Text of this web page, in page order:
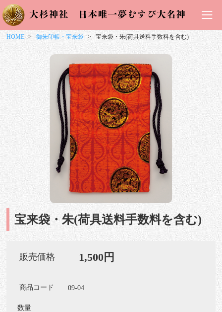
HOME 御朱印帳・宝来袋 宝来袋・朱(荷具送料手数料を含む)
宝来袋・朱(荷具送料手数料を含む)
販売価格 1,500円
商品コード 09-04
数量